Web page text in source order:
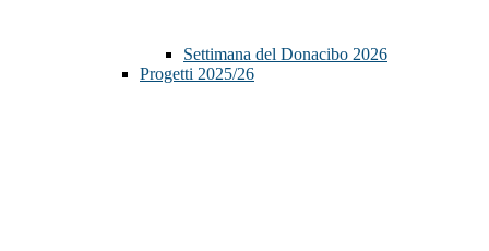
Settimana del Donacibo 2026
Progetti 2025/26